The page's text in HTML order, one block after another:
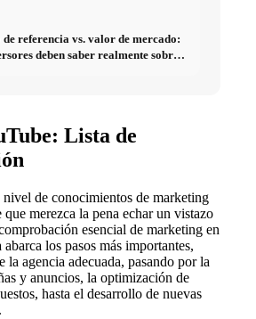
de referencia vs. valor de mercado:
deben saber realmente sobre
Lista de
de conocimientos de marketing
que merezca la pena echar un vistazo
esencial de marketing en
los pasos más importantes,
la agencia adecuada, pasando por la
y anuncios, la optimización de
hasta el desarrollo de nuevas